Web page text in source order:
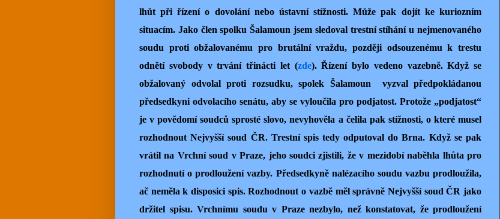
lhůt při řízení o dovolání nebo ústavní stížnosti. Může pak dojít ke kuriozním
situacím. Jako člen spolku Šalamoun jsem sledoval trestní stíhání u nejmenovaného
soudu proti obžalovanému pro brutální vraždu, později odsouzenému k trestu
odnětí svobody v trvání třinácti let (zde). Řízení bylo vedeno vazebně. Když se
obžalovaný odvolal proti rozsudku, spolek Šalamoun vyzval předpokládanou
předsedkyni odvolacího senátu, aby se vyloučila pro podjatost. Protože „podjatost“
je v povědomí soudců sprosté slovo, nevyhověla a čelila pak stížnosti, o které musel
rozhodnout Nejvyšší soud ČR. Trestní spis tedy odputoval do Brna. Když se pak
vrátil na Vrchní soud v Praze, jeho soudci zjistili, že v mezidobí naběhla lhůta pro
rozhodnutí o prodloužení vazby. Předsedkyně nalézacího soudu vazbu prodloužila,
ač neměla k disposici spis. Rozhodnout o vazbě měl správně Nejvyšší soud ČR jako
držitel spisu. Vrchnímu soudu v Praze nezbylo, než konstatovat, že prodloužení